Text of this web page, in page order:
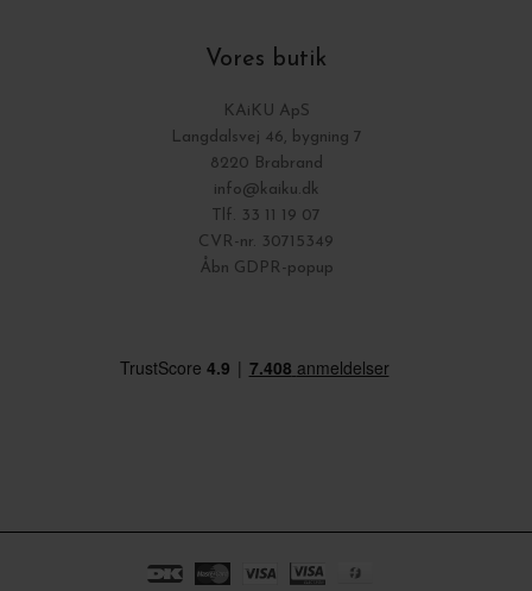
Vores butik
KAiKU ApS
Langdalsvej 46, bygning 7
8220 Brabrand
info@kaiku.dk
Tlf. 33 11 19 07
CVR-nr. 30715349
Åbn GDPR-popup